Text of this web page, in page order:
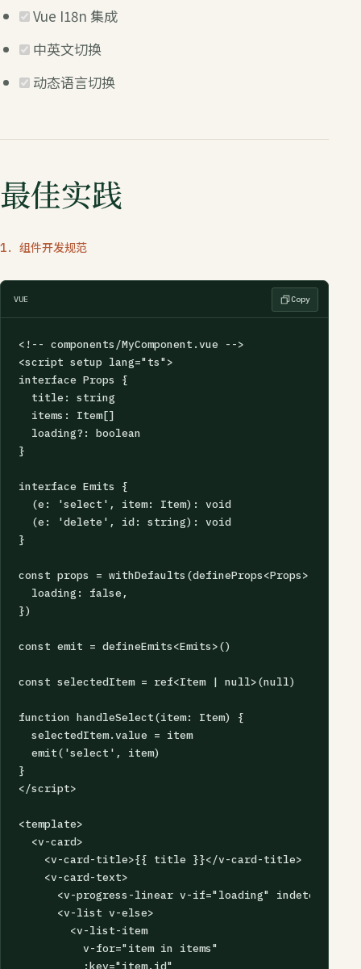
Vue I18n 集成
中英文切换
动态语言切换
最佳实践
1. 组件开发规范
VUE Copy
<!-- components/MyComponent.vue -->
<script setup lang="ts">
interface Props {
  title: string
  items: Item[]
  loading?: boolean
}
interface Emits {
  (e: 'select', item: Item): void
  (e: 'delete', id: string): void
}
const props = withDefaults(defineProps<Props>(), {
  loading: false,
})
const emit = defineEmits<Emits>()
const selectedItem = ref<Item | null>(null)
function handleSelect(item: Item) {
  selectedItem.value = item
  emit('select', item)
}
</script>
<template>
  <v-card>
    <v-card-title>{{ title }}</v-card-title>
    <v-card-text>
<v-progress-linear v-if="loading"
      <v-list v-else>
        <v-list-item
          v-for="item in items"
          :key="item.id"